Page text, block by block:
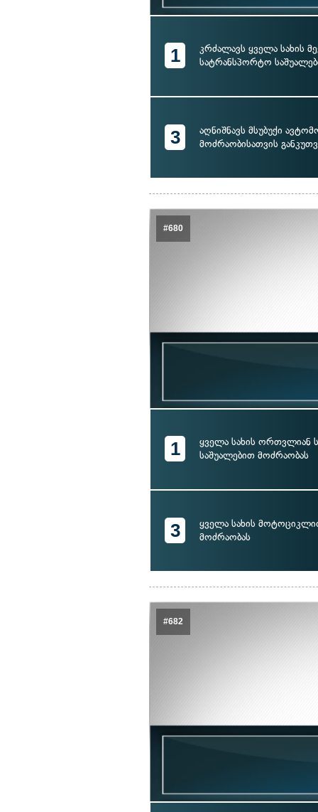
1
კრძალავს ყველა სახის
სატრანსპორტო
3
აღნიშნავს მსუბუქი
მოძრაობისათვის
#680
1
ყველა სახის ორთვლიან
საშუალებით მოძრაობას
3
ყველა სახის
მოძრაობას
#682